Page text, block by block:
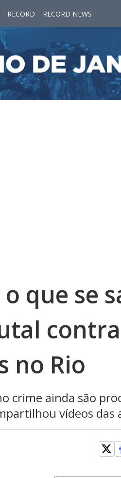
RECORD RECORD NEWS
que se
contra
no Rio
crime ainda são
vídeos das